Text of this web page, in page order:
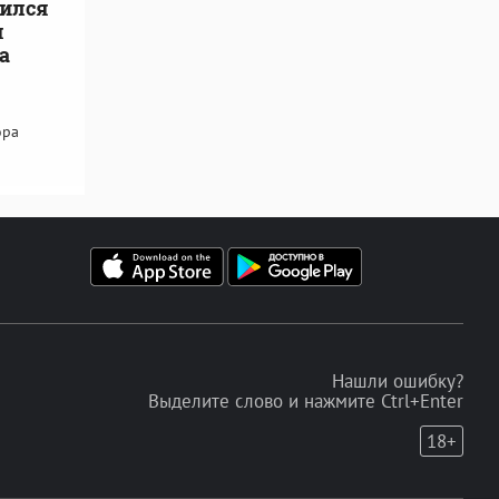
Нашли ошибку?
Выделите слово и нажмите Ctrl+Enter
18+